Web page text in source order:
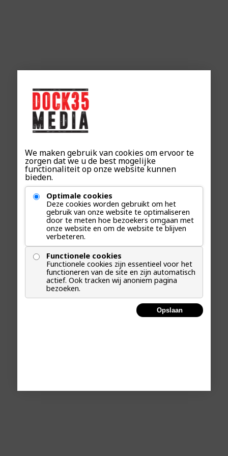
We maken gebruik van cookies om ervoor te
zorgen dat we u de best mogelijke
functionaliteit op onze website kunnen
bieden.
Optimale cookies
Deze cookies worden gebruikt om het
gebruik van onze website te optimaliseren
door te meten hoe bezoekers omgaan met
onze website en om de website te blijven
verbeteren.
Functionele cookies
Functionele cookies zijn essentieel voor het
functioneren van de site en zijn automatisch
actief. Ook tracken wij anoniem pagina
bezoeken.
Opslaan